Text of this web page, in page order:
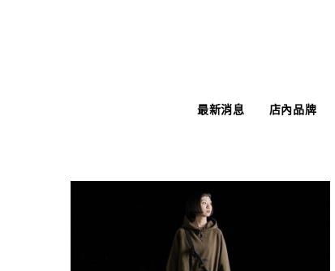
最新消息 店內品牌